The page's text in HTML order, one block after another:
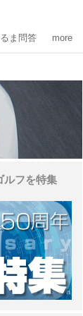
るま問答 more
ルフを特集